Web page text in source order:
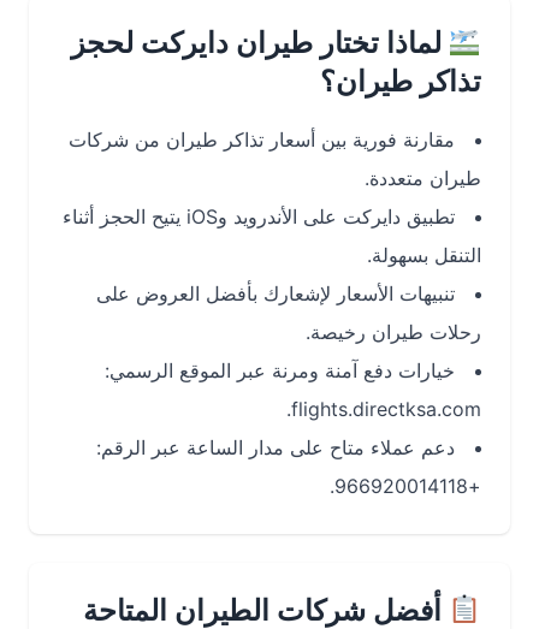
لماذا تختار طيران دايركت لحجز
تذاكر طيران؟
مقارنة فورية بين أسعار تذاكر طيران من شركات
طيران متعددة.
تطبيق دايركت على الأندرويد وiOS يتيح الحجز أثناء
التنقل بسهولة.
تنبيهات الأسعار لإشعارك بأفضل العروض على
رحلات طيران رخيصة.
خيارات دفع آمنة ومرنة عبر الموقع الرسمي:
flights.directksa.com.
دعم عملاء متاح على مدار الساعة عبر الرقم:
أفضل شركات الطيران المتاحة